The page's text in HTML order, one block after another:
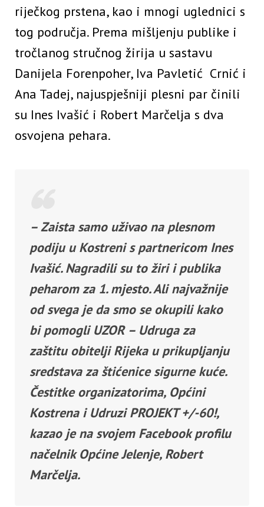
riječkog prstena, kao i mnogi uglednici s
tog područja. Prema mišljenju publike i
tročlanog stručnog žirija u sastavu
Danijela Forenpoher, Iva Pavletić Crnić i
Ana Tadej, najuspješniji plesni par činili
su Ines Ivašić i Robert Marčelja s dva
osvojena pehara.
– Zaista samo uživao na plesnom
podiju u Kostreni s partnericom Ines
Ivašić. Nagradili su to žiri i publika
peharom za 1. mjesto. Ali najvažnije
od svega je da smo se okupili kako
bi pomogli UZOR – Udruga za
zaštitu obitelji Rijeka u prikupljanju
sredstava za štićenice sigurne kuće.
Čestitke organizatorima, Općini
Kostrena i Udruzi PROJEKT +/-60!,
kazao je na svojem Facebook profilu
načelnik Općine Jelenje, Robert
Marčelja.